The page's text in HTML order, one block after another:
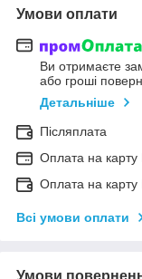
Умови оплати
Ви отримаєте
або гроші
Детальніше
Післяплата
Оплата на карту
Оплата на
Всі умови оплати
Умови